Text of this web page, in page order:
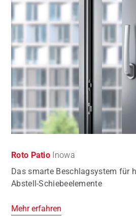
Roto Patio Inowa
Das smarte Beschlagsystem für
Abstell-Schiebeelemente
Mehr erfahren